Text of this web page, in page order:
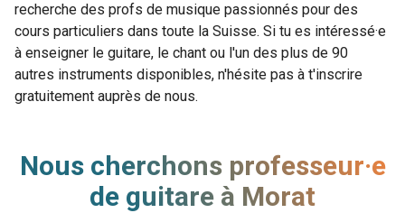
recherche des profs de musique passionnés pour des
cours particuliers dans toute la Suisse. Si tu es intéressé·e
à enseigner le guitare, le chant ou l'un des plus de 90
autres instruments disponibles, n'hésite pas à t'inscrire
gratuitement auprès de nous.
Nous cherchons professeur·e
de guitare à Morat